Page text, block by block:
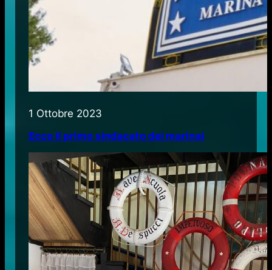
1 Ottobre 2023
Ecco il primo sindacato dei marinai